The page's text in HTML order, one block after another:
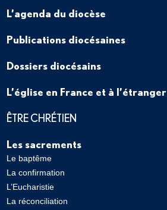
L’agenda du diocèse
Publications diocésaines
Dossiers diocésains
L’église en France et à l’étranger
ÊTRE CHRÉTIEN
Les sacrements
Le baptême
La confirmation
L’Eucharistie
La réconciliation